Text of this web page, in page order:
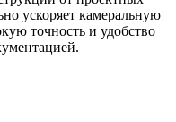
ускоряет камеральную
точность и удобство